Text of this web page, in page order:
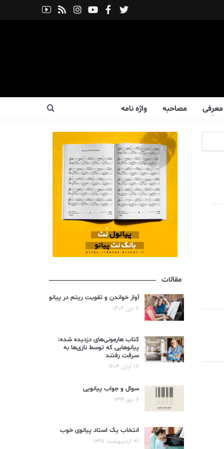
معرفی مصاحبه واژه نامه
مقالات
آواز خواندن و تقویت ریتم در پیانو
۷ دی ۱۴۰۴
کتاب هارمونی‌های دزدیده شده:
پیانوهایی که توسط نازی‌ها به
سرقت رفتند
۱۷ آبان ۱۴۰۴
سوال و جواب پیانویی
۶ مهر ۱۳۹۹
انتخاب یک استاد پیانوی خوب
۳۱ اردیبهشت ۱۳۹۷